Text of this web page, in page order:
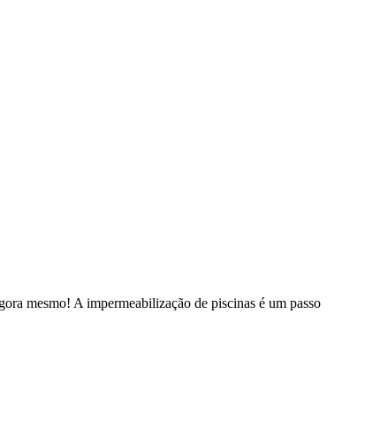
mesmo! A impermeabilização de piscinas é um passo